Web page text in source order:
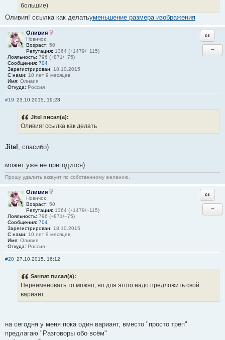
большие)
Оливия! ссылка как делатьуменьшение размера изображения
Оливия
Новичок
Возраст: 50
Репутация: 1364 (+1479/−115)
Лояльность: 796 (+871/−75)
Сообщения: 704
Зарегистрирован: 18.10.2015
С нами: 10 лет 9 месяцев
Имя: Оливия
Откуда: Россия
−
#19 23.10.2015, 19:28
Jitel писал(а):
Оливия! ссылка как делать
Jitel , спасибо)
может уже не пригодится)
Прошу удалить аккаунт по собственному желанию.
Оливия
Новичок
Возраст: 50
Репутация: 1364 (+1479/−115)
Лояльность: 796 (+871/−75)
Сообщения: 704
Зарегистрирован: 18.10.2015
С нами: 10 лет 9 месяцев
Имя: Оливия
Откуда: Россия
−
#20 27.10.2015, 16:12
Sarmat писал(а):
Переименовать то можно, но для этого надо предложить свой
вариант.
на сегодня у меня пока один вариант, вместо "просто треп"
предлагаю "Разговоры обо всём"